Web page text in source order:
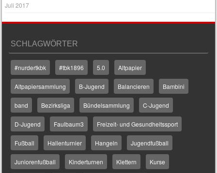
Juli 2017
SCHLAGWÖRTER
#nurdertkbk #tbk1896 5.0 Altpapier
Altpapiersammlung B-Jugend Balancieren Bambini
band Bezirksliga Bündelsammlung C-Jugend
D-Jugend Faulbaum3 Freizeit- und Gesundheitssport
Fußball Hallenturnier Hangeln Jugendfußball
Juniorenfußball Kinderturnen Klettern Kurse